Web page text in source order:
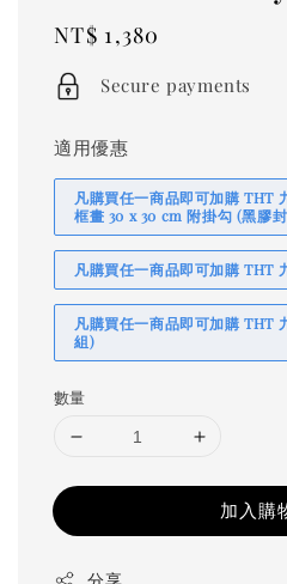
Regular
price
NT$ 1,380
Secure payments
適用優惠
凡購買任一商品即可加購 THT
框畫 30 x 30 cm 附掛勾 (黑膠封
凡購買任一商品即可加購 THT
凡購買任一商品即可加購 THT
組)
數量
加入購